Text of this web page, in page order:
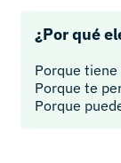
¿Por qué
Porque tiene
Porque te
Porque